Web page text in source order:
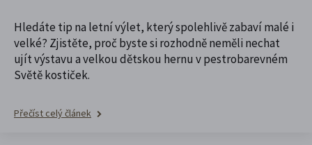
Hledáte tip na letní výlet, který spolehlivě zabaví malé i
velké? Zjistěte, proč byste si rozhodně neměli nechat
ujít výstavu a velkou dětskou hernu v pestrobarevném
Světě kostiček.
Přečíst celý článek